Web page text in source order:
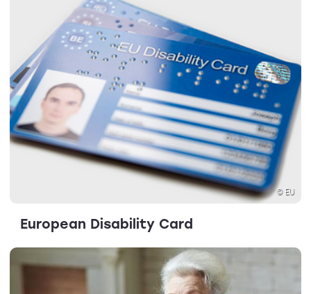
© EU
European Disability Card